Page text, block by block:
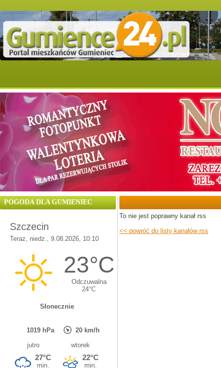
POGODA DLA GUMIENIEC
To nie jest poprawny kanał rss
<< powróć do listy kanałów rss